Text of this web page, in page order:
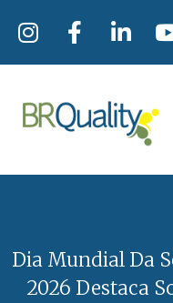
Dia Mundial Da
2026 Destaca